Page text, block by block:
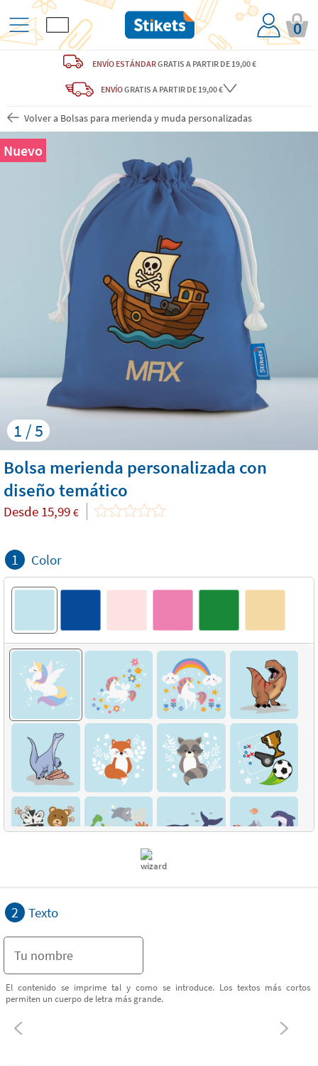
0
ENVÍO ESTÁNDARGRATIS A PARTIR DE 19,00 €
ENVÍOGRATIS A PARTIR DE 19,00 €
Volver a Bolsas para merienda y muda personalizadas
1 / 5
Nuevo
Bolsa merienda personalizada con
diseño temático
Desde 15,99 €
1 Color
2 Texto
El contenido se imprime tal y como se introduce. Los textos más cortos
permiten un cuerpo de letra más grande.